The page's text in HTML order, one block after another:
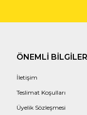
ÖNEMLI BILGILER
İletişim
Teslimat Koşulları
Üyelik Sözleşmesi